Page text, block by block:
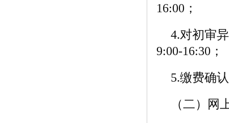
16:00；
4.对初审
9:00-16:30；
5.缴费确
（二）网